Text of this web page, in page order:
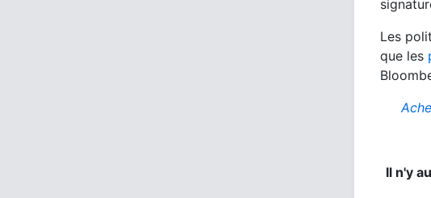
Les
que les
Il n'y